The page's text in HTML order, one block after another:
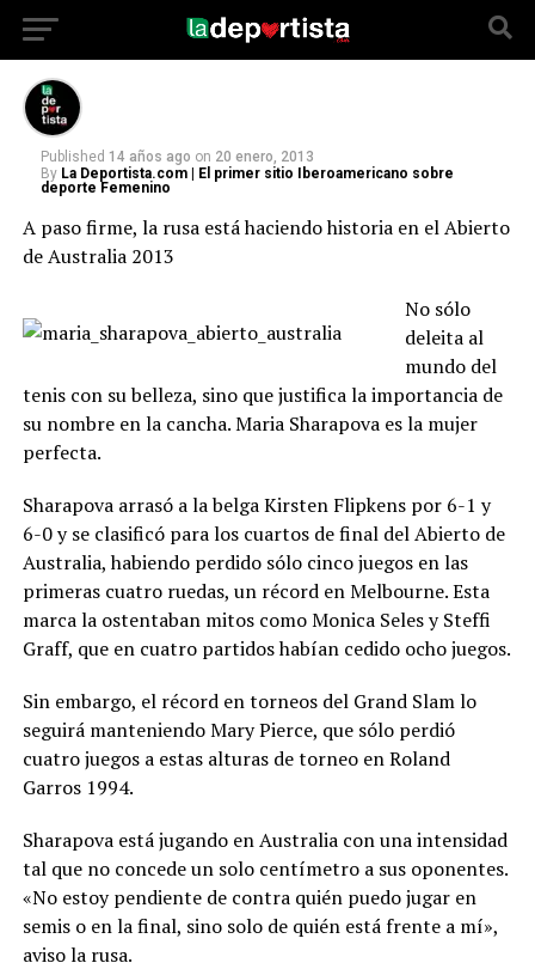
Sharapova
Published 14 años ago on 20 enero, 2013
By La Deportista.com | El primer sitio Iberoamericano sobre
deporte Femenino
A paso firme, la rusa está haciendo historia en el Abierto
de Australia 2013
No sólo
deleita al
mundo del
tenis con su belleza, sino que justifica la importancia de
su nombre en la cancha. Maria Sharapova es la mujer
perfecta.
Sharapova arrasó a la belga Kirsten Flipkens por 6-1 y
6-0 y se clasificó para los cuartos de final del Abierto de
Australia, habiendo perdido sólo cinco juegos en las
primeras cuatro ruedas, un récord en Melbourne. Esta
marca la ostentaban mitos como Monica Seles y Steffi
Graff, que en cuatro partidos habían cedido ocho juegos.
Sin embargo, el récord en torneos del Grand Slam lo
seguirá manteniendo Mary Pierce, que sólo perdió
cuatro juegos a estas alturas de torneo en Roland
Garros 1994.
Sharapova está jugando en Australia con una intensidad
tal que no concede un solo centímetro a sus oponentes.
«No estoy pendiente de contra quién puedo jugar en
semis o en la final, sino solo de quién está frente a mí»,
aviso la rusa.